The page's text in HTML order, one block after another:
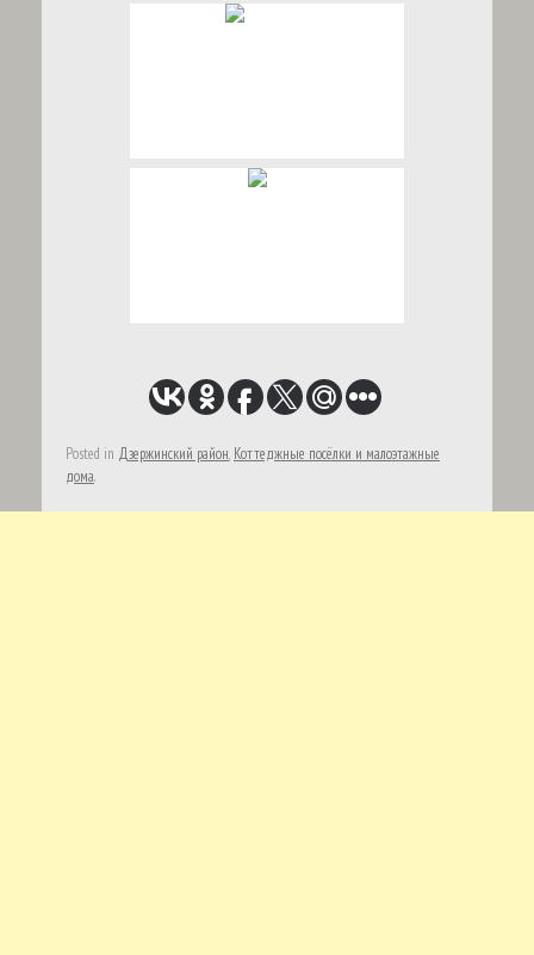
Posted in Дзержинский район, Коттеджные посёлки и малоэтажные
дома.